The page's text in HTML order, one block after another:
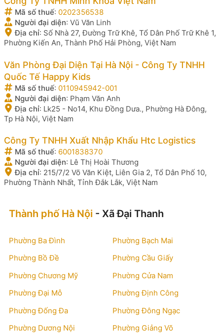
Mã số thuế: 0202356538
Người đại diện: Vũ Văn Linh
Địa chỉ: Số Nhà 27, Đường Trữ Khê, Tổ Dân Phố Trữ Khê 1,
Phường Kiến An, Thành Phố Hải Phòng, Việt Nam
Văn Phòng Đại Diện Tại Hà Nội - Công Ty TNHH
Quốc Tế Happy Kids
Mã số thuế: 0110945942-001
Người đại diện: Phạm Văn Anh
Địa chỉ: Lk25 - No14, Khu Đồng Dưa., Phường Hà Đông,
Tp Hà Nội, Việt Nam
Công Ty TNHH Xuất Nhập Khẩu Htc Logistics
Mã số thuế: 6001838370
Người đại diện: Lê Thị Hoài Thương
Địa chỉ: 215/7/2 Võ Văn Kiệt, Liên Gia 2, Tổ Dân Phố 10,
Phường Thành Nhất, Tỉnh Đắk Lắk, Việt Nam
Thành phố Hà Nội - Xã Đại Thanh
Phường Ba Đình
Phường Bạch Mai
Phường Bồ Đề
Phường Cầu Giấy
Phường Chương Mỹ
Phường Cửa Nam
Phường Đại Mỗ
Phường Định Công
Phường Đống Đa
Phường Đông Ngạc
Phường Dương Nội
Phường Giảng Võ